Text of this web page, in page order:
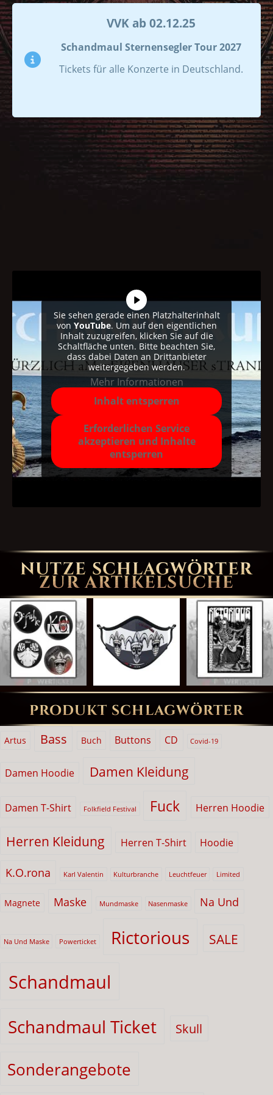
VVK ab 02.12.25
Schandmaul Sternensegler Tour 2027
Tickets für alle Konzerte in Deutschland.
Sie sehen gerade einen Platzhalterinhalt
von YouTube. Um auf den eigentlichen
Inhalt zuzugreifen, klicken Sie auf die
Schaltfläche unten. Bitte beachten Sie,
dass dabei Daten an Drittanbieter
weitergegeben werden.
Mehr Informationen
Inhalt entsperren
Erforderlichen Service
akzeptieren und Inhalte
entsperren
NUTZE SCHLAGWÖRTER
ZUR ARTIKELSUCHE
PRODUKT SCHLAGWÖRTER
Artus Bass Buch Buttons CD Covid-19
Damen Hoodie Damen Kleidung
Damen T-Shirt Folkfield Festival Fuck Herren Hoodie
Herren Kleidung Herren T-Shirt Hoodie
K.O.rona Karl Valentin Kulturbranche Leuchtfeuer Limited
Magnete Maske Mundmaske Nasenmaske Na Und
Na Und Maske Powerticket Rictorious SALE
Schandmaul
Schandmaul Ticket Skull
Sonderangebote